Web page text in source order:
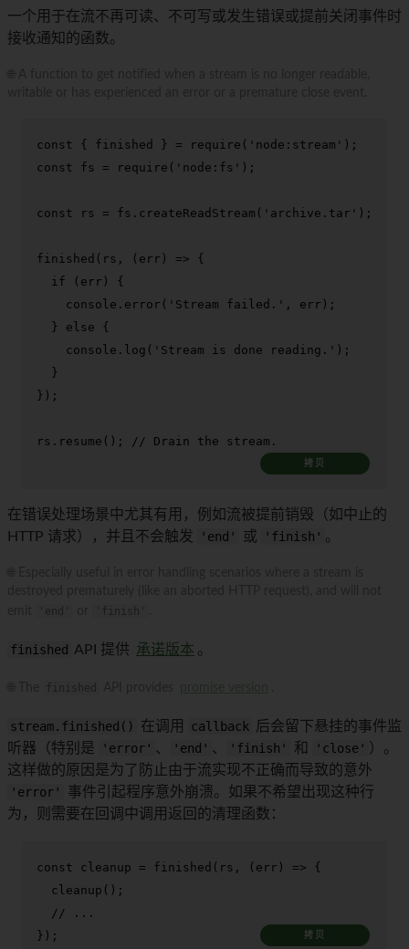
一个用于在流不再可读、不可写或发生错误或提前关闭事件时
接收通知的函数。
const { finished } = require ( 'node:stream'
const fs = require ( 'node:fs' );
const rs = fs. createReadStream ( 'archive.tar' );
finished (rs, ( err ) => {
if (err) {
console . error ( 'Stream failed.' , err);
  }
else {
console . log ( 'Stream is done reading.' );
  }
});
rs. resume (); // Drain the stream.
拷贝
在错误处理场景中尤其有用，例如流被提前销毁（如中止的
HTTP 请求），并且不会触发
'end' 或 'finish' 。
finished API 提供 承诺版本 。
stream.finished() 在调用 callback
后会留下悬挂的事件监
听器（特别是
'error' 、 'end' 、 'finish' 和 'close' ）。
这样做的原因是为了防止由于流实现不正确而导致的意外
'error'
事件引起程序意外崩溃。如果不希望出现这种行
为，则需要在回调中调用返回的清理函数：
const cleanup = finished (rs, ( err ) => {
cleanup ();
// ...
});
拷贝